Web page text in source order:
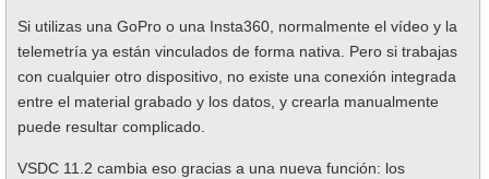
Si utilizas una GoPro o una Insta360, normalmente el vídeo y la
telemetría ya están vinculados de forma nativa. Pero si trabajas
con cualquier otro dispositivo, no existe una conexión integrada
entre el material grabado y los datos, y crearla manualmente
puede resultar complicado.
VSDC 11.2 cambia eso gracias a una nueva función: los